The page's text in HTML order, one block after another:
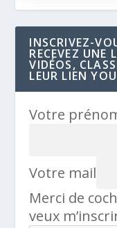
INSCRIVEZ-
RECEVEZ UNE
VIDÉOS,
LEUR LIEN
Votre
Votre mail
Merci de
veux